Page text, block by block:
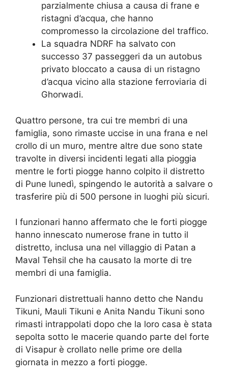
parzialmente chiusa a causa di frane e
ristagni d’acqua, che hanno
compromesso la circolazione del traffico.
La squadra NDRF ha salvato con
successo 37 passeggeri da un autobus
privato bloccato a causa di un ristagno
d’acqua vicino alla stazione ferroviaria di
Ghorwadi.
Quattro persone, tra cui tre membri di una
famiglia, sono rimaste uccise in una frana e nel
crollo di un muro, mentre altre due sono state
travolte in diversi incidenti legati alla pioggia
mentre le forti piogge hanno colpito il distretto
di Pune lunedì, spingendo le autorità a salvare o
trasferire più di 500 persone in luoghi più sicuri.
I funzionari hanno affermato che le forti piogge
hanno innescato numerose frane in tutto il
distretto, inclusa una nel villaggio di Patan a
Maval Tehsil che ha causato la morte di tre
membri di una famiglia.
Funzionari distrettuali hanno detto che Nandu
Tikuni, Mauli Tikuni e Anita Nandu Tikuni sono
rimasti intrappolati dopo che la loro casa è stata
sepolta sotto le macerie quando parte del forte
di Visapur è crollato nelle prime ore della
giornata in mezzo a forti piogge.